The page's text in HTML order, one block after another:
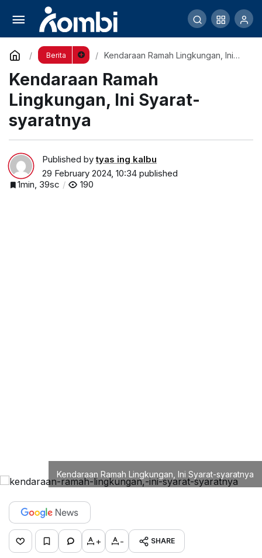
Berita
Kendaraan Ramah Lingkungan, Ini
Kendaraan Ramah
Lingkungan, Ini Syarat-
syaratnya
Published bytyas ing kalbu
29 February 2024, 10:34 published
1min, 39sc
190
Kendaraan Ramah Lingkungan, Ini Syarat-syaratnya
+ - SHARE
Kendaraan Ramah Lingkungan, Ini Syarat-
syaratnya
Comment